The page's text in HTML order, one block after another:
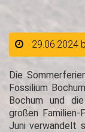
29.06.2024
Die
Fossilium
Bochum und
großen
Juni verwandelt